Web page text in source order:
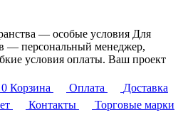
— особые условия Для
— персональный менеджер,
условия оплаты. Ваш проект
0 Корзина Оплата
Доставка
Контакты
Торговые марки